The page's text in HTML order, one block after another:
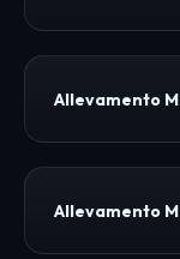
Allevamento
Allevamento